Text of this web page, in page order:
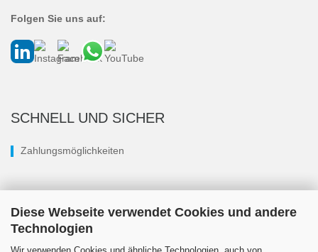
Diese Webseite verwendet Cookies und andere
Technologien
Folgen Sie uns auf:
SCHNELL UND SICHER
Zahlungsmöglichkeiten